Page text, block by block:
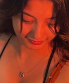
ki, ek lohaar ki."
and for all.
RBI
researching